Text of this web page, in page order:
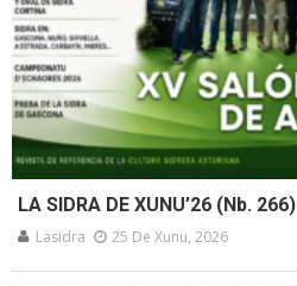
LA SIDRA DE XUNU’26 (Nb. 266)
Lasidra 25 De Xunu, 2026